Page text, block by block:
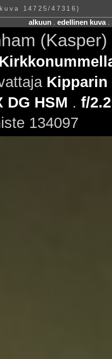
14725/47316)
alkuun. edellinen kuva.
Kipparin
DG HSM . f/2.2
134097